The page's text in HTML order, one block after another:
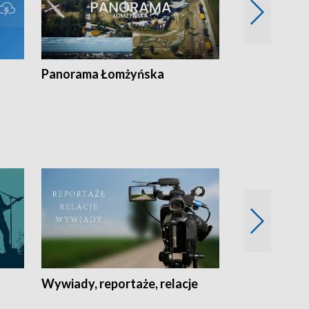
Panorama Łomżyńska
Wywiady, reportaże, relacje